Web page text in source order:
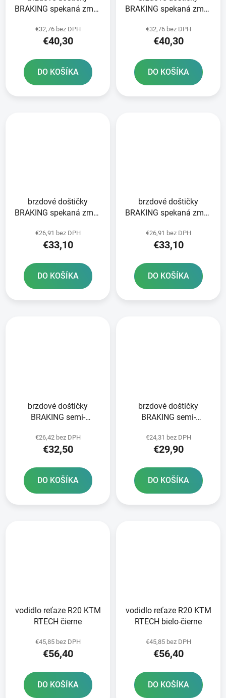
BRAKING spekaná zmes
€32,76 bez DPH
€40,30
DO KOŠÍKA
BRAKING spekaná zmes
€32,76 bez DPH
€40,30
DO KOŠÍKA
brzdové doštičky
BRAKING spekaná zmes
€26,91 bez DPH
€33,10
DO KOŠÍKA
brzdové doštičky
BRAKING spekaná zmes
€26,91 bez DPH
€33,10
DO KOŠÍKA
brzdové doštičky
BRAKING semi-
ks v balení
€26,42 bez DPH
€32,50
DO KOŠÍKA
brzdové doštičky
BRAKING semi-
ks v balení
€24,31 bez DPH
€29,90
DO KOŠÍKA
vodidlo reťaze R20 KTM
RTECH čierne
€45,85 bez DPH
€56,40
DO KOŠÍKA
vodidlo reťaze R20 KTM
RTECH bielo-čierne
€45,85 bez DPH
€56,40
DO KOŠÍKA